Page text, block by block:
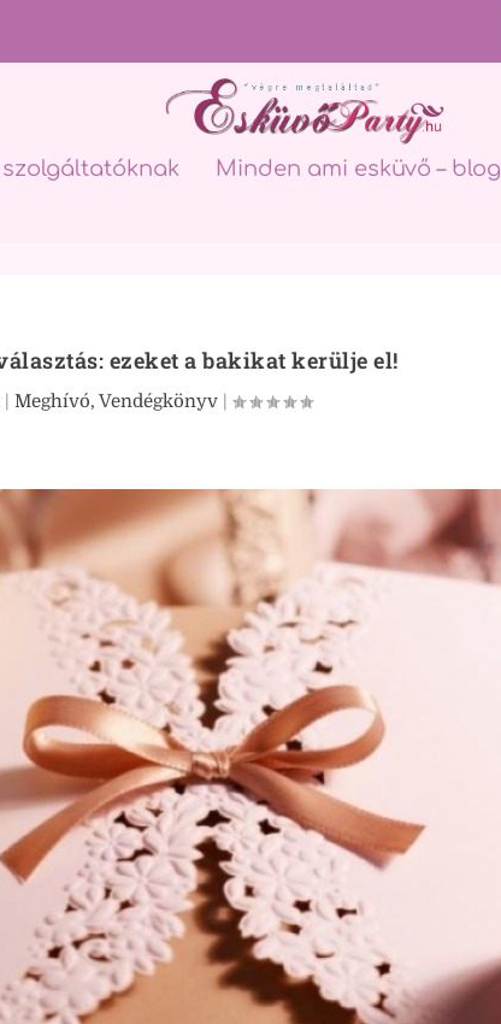
Minden ami esküvő – blog
ezeket a bakikat kerülje el!
|Meghívó, Vendégkönyv |